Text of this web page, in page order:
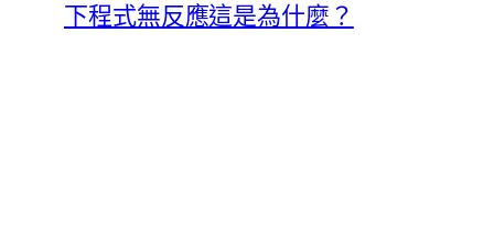
下程式無反應這是為什麼？